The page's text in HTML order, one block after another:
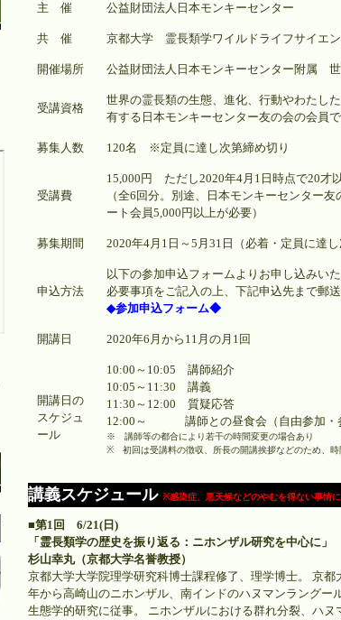
主 催 公益財団法人日本モンキーセンター
共 催 京都大学 霊長類学ワイルドライフサイエ
開催場所 公益財団法人日本モンキーセンター附属 世
受講資格
世界の霊長類の生態、進化、行動やわたし
有する日本モンキーセンター友の会の会員
募集人数 120名 ※定員に達し次第締め切り
受講費
15,000円 ただし2020年4月1日時点で20才
（全6回分。別途、日本モンキーセンター
ート会員5,000円以上が必要）
募集期間 2020年4月1日～5月31日（必着・定員に達し
申込方法
以下の参加申込フォームよりお申し込みいた
必要事項をご記入の上、下記申込先まで郵
◆参加申込フォーム◆
開講日 2020年6月から11月の月1回
開講日の
スケジュ
ール
10:00～10:05 講師紹介
10:05～11:30 講義
11:30～12:00 質疑応答
12:00～ 講師との昼食会（自由参加・参
※ 講師等の都合により若干の時間変更の場合あり
※ 初回は受講料の徴収、所長の開講挨拶などのため、時
講義スケジュール ※感染症、悪天候などのやむを得ない事情
■第1回 6/21(日)
「霊長類学の歴史を振り返る：ニホンザル研究を中心に」
杉山幸丸（京都大学名誉教授）
京都大学大学院理学研究科博士課程修了、理学博士。 京
年から高崎山のニホンザル、南インドのハヌマンラングー
生態学的研究に従事。 ニホンザルにおける群れ分裂、ハ